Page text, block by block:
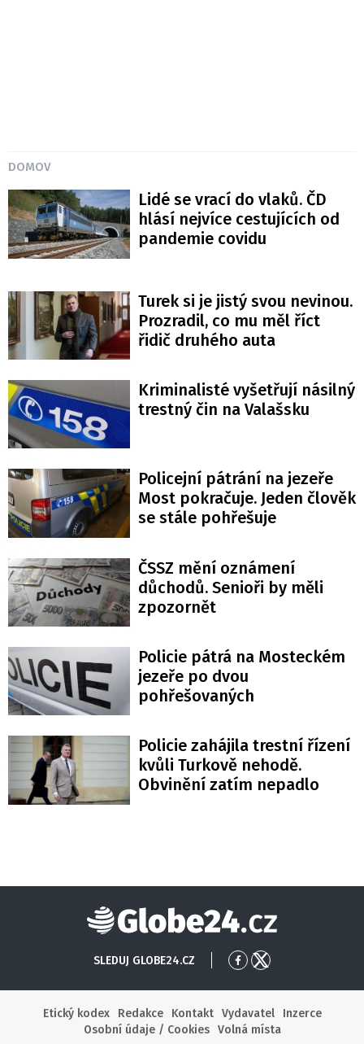
DOMOV
Lidé se vrací do vlaků. ČD
hlásí nejvíce cestujících od
pandemie covidu
Turek si je jistý svou nevinou.
Prozradil, co mu měl říct
řidič druhého auta
Kriminalisté vyšetřují násilný
trestný čin na Valašsku
Policejní pátrání na jezeře
Most pokračuje. Jeden člověk
se stále pohřešuje
ČSSZ mění oznámení
důchodů. Senioři by měli
zpozornět
Policie pátrá na Mosteckém
jezeře po dvou
pohřešovaných
Policie zahájila trestní řízení
kvůli Turkově nehodě.
Obvinění zatím nepadlo
Globe24
SLEDUJ GLOBE24.CZ
Přejít
Facebook
Přejít
X
Etický kodex
Redakce Kontakt Vydavatel
Inzerce
Osobní údaje / Cookies
Volná místa